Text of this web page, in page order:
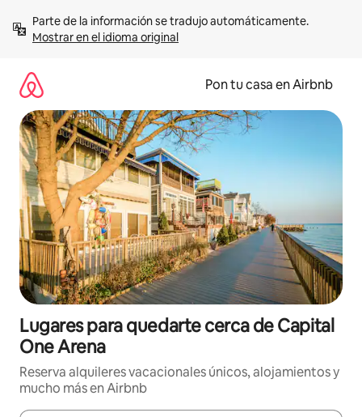
contenidoMostrar en el idioma original
Pon tu casa en Airbnb
Lugares para quedarte cerca de Capital
One Arena
Reserva alquileres vacacionales únicos, alojamientos y
mucho más en Airbnb